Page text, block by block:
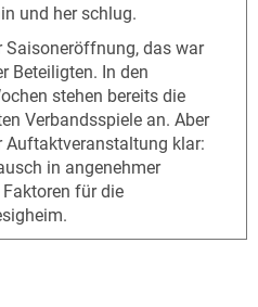
und her schlug.
Saisoneröffnung, das war
Beteiligten. In den
stehen bereits die
Verbandsspiele an. Aber
Auftaktveranstaltung klar:
in angenehmer
für die